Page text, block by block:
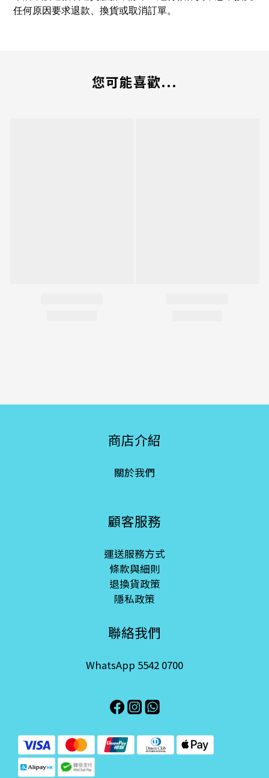
任何原因要求退款、換貨或取消訂單。
您可能喜歡...
商店介紹
關於我們
顧客服務
運送服務方式
條款與細則
退換貨政策
隱私政策
聯絡我們
WhatsApp 5542 0700